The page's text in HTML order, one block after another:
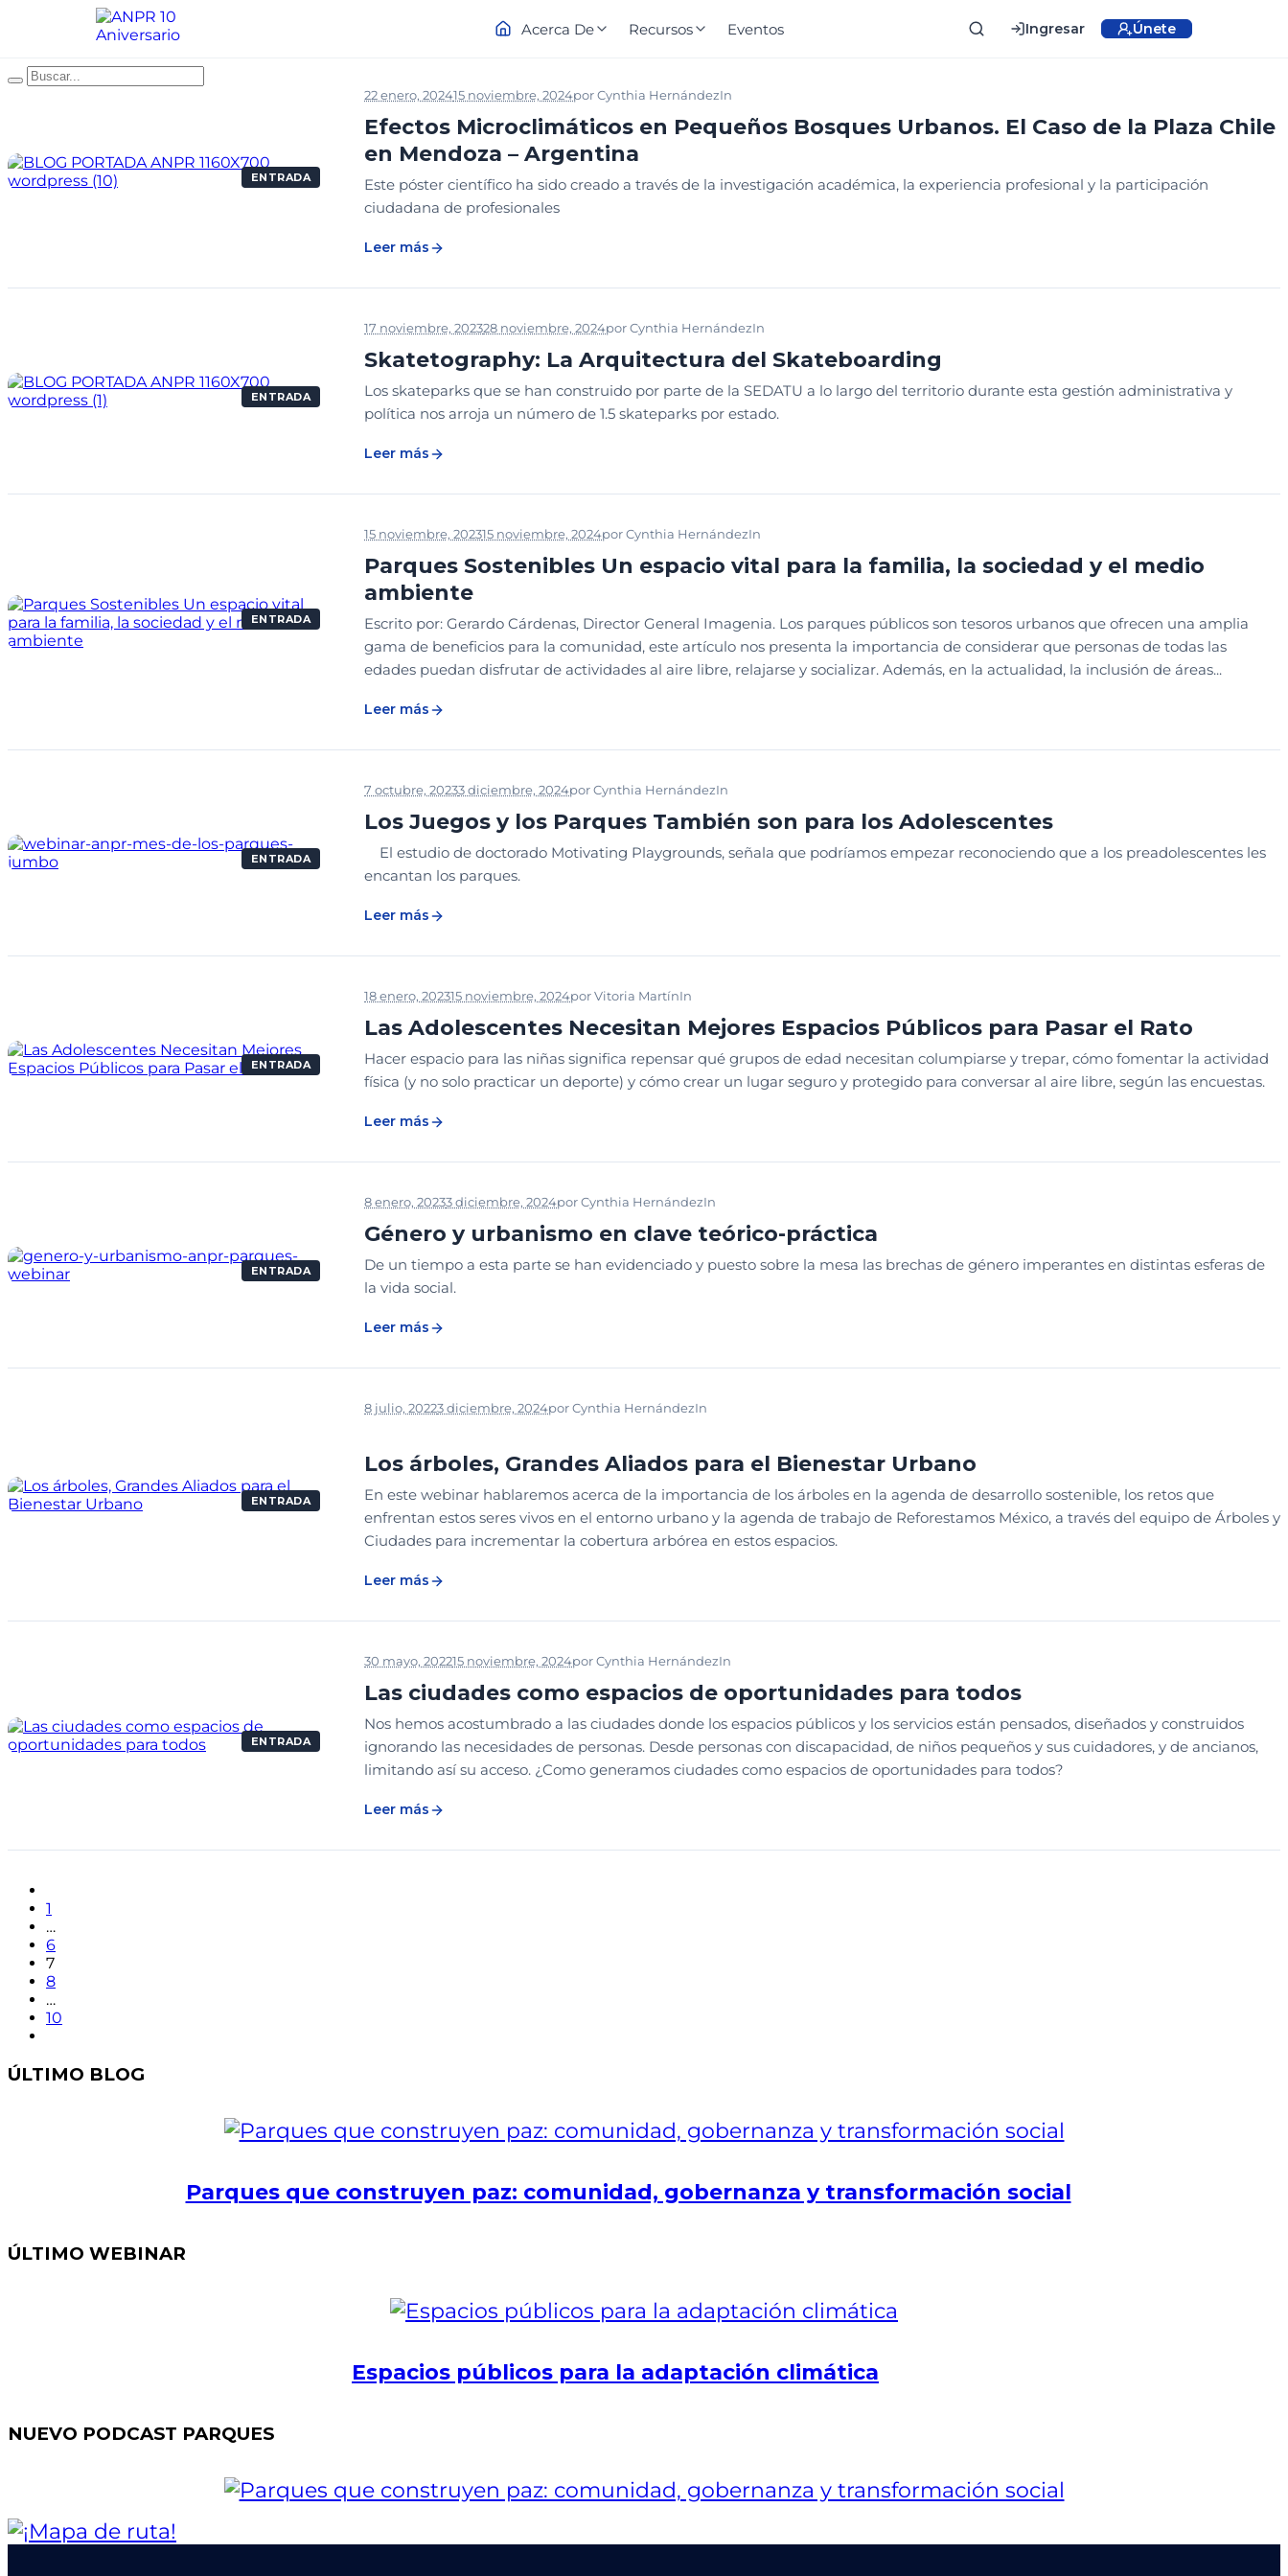
Acerca De Recursos Eventos Ingresar Únete
ENTRADA
22 enero, 202415 noviembre, 2024porCynthia HernándezIn
Efectos Microclimáticos en Pequeños Bosques Urbanos. El Caso de la Plaza Chile
en Mendoza – Argentina
Este póster científico ha sido creado a través de la investigación académica, la experiencia profesional y la participación
ciudadana de profesionales
Leer más
ENTRADA
17 noviembre, 202328 noviembre, 2024porCynthia HernándezIn
Skatetography: La Arquitectura del Skateboarding
Los skateparks que se han construido por parte de la SEDATU a lo largo del territorio durante esta gestión administrativa y
política nos arroja un número de 1.5 skateparks por estado.
Leer más
ENTRADA
15 noviembre, 202315 noviembre, 2024porCynthia HernándezIn
Parques Sostenibles Un espacio vital para la familia, la sociedad y el medio
ambiente
Escrito por: Gerardo Cárdenas, Director General Imagenia. Los parques públicos son tesoros urbanos que ofrecen una amplia
gama de beneficios para la comunidad, este artículo nos presenta la importancia de considerar que personas de todas las
edades puedan disfrutar de actividades al aire libre, relajarse y socializar. Además, en la actualidad, la inclusión de áreas...
Leer más
ENTRADA
7 octubre, 20233 diciembre, 2024porCynthia HernándezIn
Los Juegos y los Parques También son para los Adolescentes
El estudio de doctorado Motivating Playgrounds, señala que podríamos empezar reconociendo que a los preadolescentes les
encantan los parques.
Leer más
ENTRADA
18 enero, 202315 noviembre, 2024porVitoria MartínIn
Las Adolescentes Necesitan Mejores Espacios Públicos para Pasar el Rato
Hacer espacio para las niñas significa repensar qué grupos de edad necesitan columpiarse y trepar, cómo fomentar la actividad
física (y no solo practicar un deporte) y cómo crear un lugar seguro y protegido para conversar al aire libre, según las encuestas.
Leer más
ENTRADA
8 enero, 20233 diciembre, 2024porCynthia HernándezIn
Género y urbanismo en clave teórico-práctica
De un tiempo a esta parte se han evidenciado y puesto sobre la mesa las brechas de género imperantes en distintas esferas de
la vida social.
Leer más
ENTRADA
8 julio, 20223 diciembre, 2024porCynthia HernándezIn
Los árboles, Grandes Aliados para el Bienestar Urbano
En este webinar hablaremos acerca de la importancia de los árboles en la agenda de desarrollo sostenible, los retos que
enfrentan estos seres vivos en el entorno urbano y la agenda de trabajo de Reforestamos México, a través del equipo de Árboles y
Ciudades para incrementar la cobertura arbórea en estos espacios.
Leer más
ENTRADA
30 mayo, 202215 noviembre, 2024porCynthia HernándezIn
Las ciudades como espacios de oportunidades para todos
Nos hemos acostumbrado a las ciudades donde los espacios públicos y los servicios están pensados, diseñados y construidos
ignorando las necesidades de personas. Desde personas con discapacidad, de niños pequeños y sus cuidadores, y de ancianos,
limitando así su acceso. ¿Como generamos ciudades como espacios de oportunidades para todos?
Leer más
1
…
6
7
8
…
10
ÚLTIMO BLOG
Parques que construyen paz: comunidad, gobernanza y transformación social
ÚLTIMO WEBINAR
Espacios públicos para la adaptación climática
NUEVO PODCAST PARQUES